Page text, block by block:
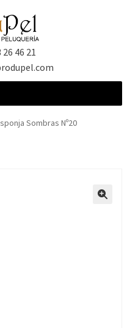
26 46 21
Sombras Nº20